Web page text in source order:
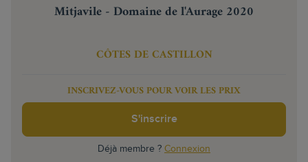
Mitjavile - Domaine de l'Aurage 2020
CÔTES DE CASTILLON
INSCRIVEZ-VOUS POUR VOIR LES PRIX
S'inscrire
Déjà membre ? Connexion